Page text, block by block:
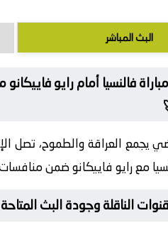
البث المباشر
فالنسيا أمام رايو
يجمع العراقة والطموح، تصل
مع رايو فاييكانو ضمن
الناقلة وجودة البث المتاحة